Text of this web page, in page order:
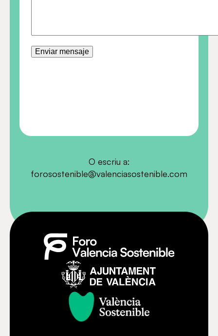
O escriu a:
forosostenible@valenciasostenible.com